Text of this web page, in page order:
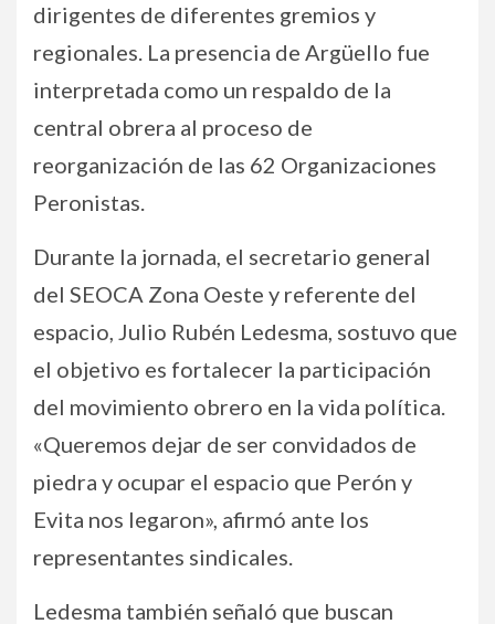
dirigentes de diferentes gremios y
regionales. La presencia de Argüello fue
interpretada como un respaldo de la
central obrera al proceso de
reorganización de las 62 Organizaciones
Peronistas.
Durante la jornada, el secretario general
del SEOCA Zona Oeste y referente del
espacio, Julio Rubén Ledesma, sostuvo que
el objetivo es fortalecer la participación
del movimiento obrero en la vida política.
«Queremos dejar de ser convidados de
piedra y ocupar el espacio que Perón y
Evita nos legaron», afirmó ante los
representantes sindicales.
Ledesma también señaló que buscan